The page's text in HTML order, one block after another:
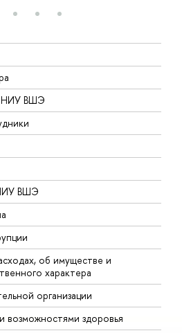
НИУ ВШЭ
ВШЭ
об имуществе и
характера
организации
возможностями здоровья